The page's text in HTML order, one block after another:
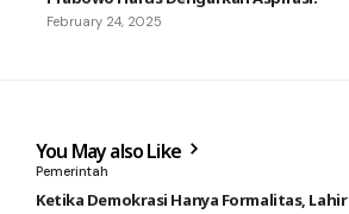
February 24, 2025
You May also Like
Pemerintah
Ketika Demokrasi Hanya Formalitas, Lahir